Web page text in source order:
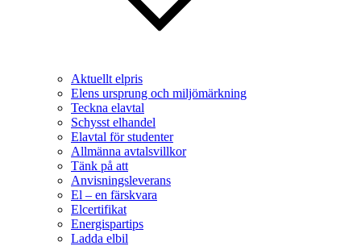
Aktuellt elpris
Elens ursprung och miljömärkning
Teckna elavtal
Schysst elhandel
Elavtal för studenter
Allmänna avtalsvillkor
Tänk på att
Anvisningsleverans
El – en färskvara
Elcertifikat
Energispartips
Ladda elbil